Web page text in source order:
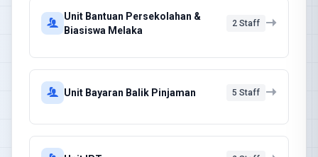
Unit Bantuan Persekolahan &
Biasiswa Melaka
2 Staff
Unit Bayaran Balik Pinjaman 5 Staff